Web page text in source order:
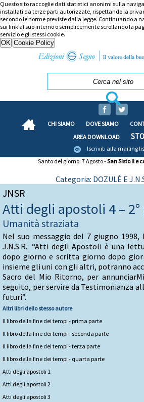
Questo sito raccoglie dati statistici anonimi sulla
installati da terze parti autorizzate, rispettando la
secondo le norme previste dalla legge. Continuando a
sui link al suo interno o semplicemente scrollando la
servizio e gli stessi cookie.
CHI SIAMO DOVE SIAMO
AREA DOWNLOAD
Iscriviti alla mailing
Santo del giorno: 7 Agosto -San Sisto II e
Categoria: DOZULÈ E
JNSR
Atti degli apostoli 4 –
Umanità straziata
Nel suo messaggio del 7 giugno 1998,
J.N.S.R.: “Atti degli Apostoli è una
dopo giorno e scritta giorno dopo
insieme gli uni con gli altri, potranno
Sacro del Mio Ritorno, per
seguito, per servire da Testimonianza
futuri”.
Altri libri dello stesso autore
Il libro della fine dei tempi - prima parte
Il libro della fine dei tempi - seconda parte
Il libro della fine dei tempi - terza parte
Il libro della fine dei tempi - quarta parte
Atti degli apostoli 1
Atti degli apostoli 2
Atti degli apostoli 3